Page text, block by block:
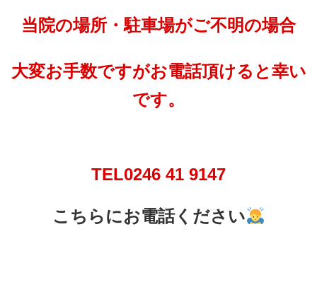
当院の場所・駐車場がご不明の場合
大変お手数ですがお電話頂けると幸い
です。
TEL0246 41 9147
こちらにお電話ください